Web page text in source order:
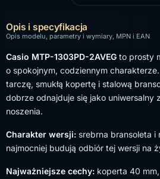
Opis i specyfikacja
Opis modelu, parametry i wymiary, MPN i EAN
Casio MTP-1303PD-2AVEG to prosty
o spokojnym, codziennym
tarczę, smukłą kopertę i stalową
dobrze odnajduje się jako uniwersalny
noszenia.
Charakter wersji: srebrna bransoleta i
najmocniej budują odbiór tej wersji na
Najważniejsze cechy: koperta 40